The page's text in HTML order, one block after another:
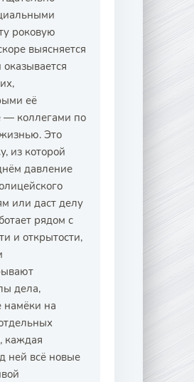
роковую
выясняется
её
— коллегами по
Это
из которой
давление
или даст делу
рядом с
и открытости,
дела,
намёки на
каждая
ней всё новые